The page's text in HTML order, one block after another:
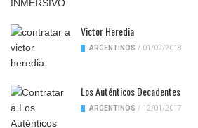
Victor Heredia
ARGENTINOS / 01/02/2018
Los Auténticos Decadentes
ARGENTINOS / 12/01/2017